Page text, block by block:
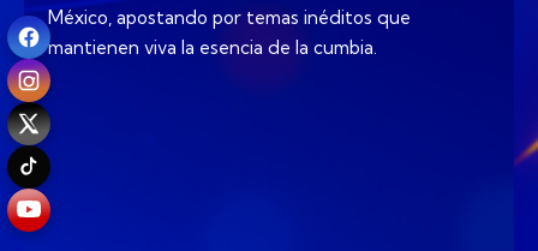
México, apostando por temas inéditos que
mantienen viva la esencia de la cumbia.